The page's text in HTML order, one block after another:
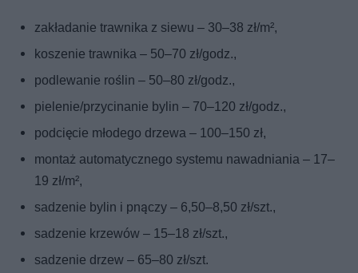
zakładanie trawnika z siewu – 30–38 zł/m²,
koszenie trawnika – 50–70 zł/godz.,
podlewanie roślin – 50–80 zł/godz.,
pielenie/przycinanie bylin – 70–120 zł/godz.,
podcięcie młodego drzewa – 100–150 zł,
montaż automatycznego systemu nawadniania – 17–
19 zł/m²,
sadzenie bylin i pnączy – 6,50–8,50 zł/szt.,
sadzenie krzewów – 15–18 zł/szt.,
sadzenie drzew – 65–80 zł/szt.